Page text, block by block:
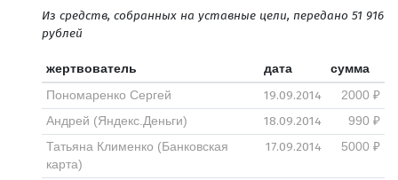
Из средств, собранных на уставные цели, передано 51 916
рублей
жертвователь дата
сумма
Пономаренко Сергей
19.09.2014
2000 ₽
Андрей (Яндекс.Деньги)
18.09.2014
990 ₽
Татьяна Клименко (Банковская
карта)
17.09.2014 5000 ₽